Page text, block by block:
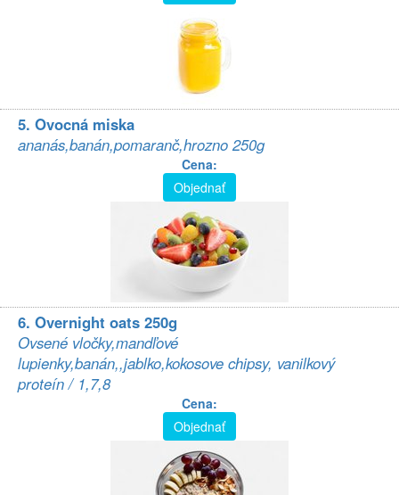
5. Ovocná miska
ananás,banán,pomaranč,hrozno 250g
Cena:
Objednať
6. Overnight oats 250g
Ovsené vločky,mandľové
lupienky,banán,,jablko,kokosove chipsy, vanilkový
proteín / 1,7,8
Cena:
Objednať